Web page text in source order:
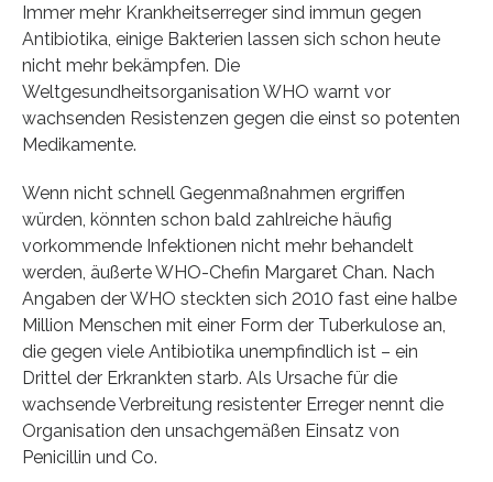
Immer mehr Krankheitserreger sind immun gegen
Antibiotika, einige Bakterien lassen sich schon heute
nicht mehr bekämpfen. Die
Weltgesundheitsorganisation WHO warnt vor
wachsenden Resistenzen gegen die einst so potenten
Medikamente.
Wenn nicht schnell Gegenmaßnahmen ergriffen
würden, könnten schon bald zahlreiche häufig
vorkommende Infektionen nicht mehr behandelt
werden, äußerte WHO-Chefin Margaret Chan. Nach
Angaben der WHO steckten sich 2010 fast eine halbe
Million Menschen mit einer Form der Tuberkulose an,
die gegen viele Antibiotika unempfindlich ist ­– ein
Drittel der Erkrankten starb. Als Ursache für die
wachsende Verbreitung resistenter Erreger nennt die
Organisation den unsachgemäßen Einsatz von
Penicillin und Co.